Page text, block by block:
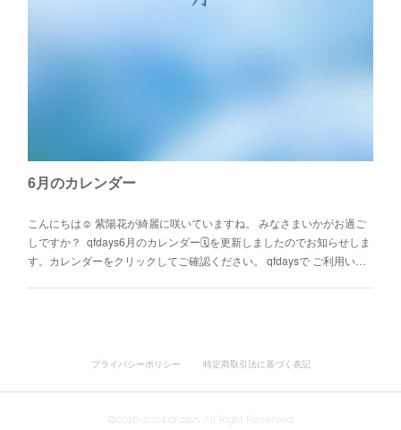
6月のカレンダー
こんにちは☺️ 紫陽花が綺麗に咲いていますね。 みなさまいかがお過ご
しですか？ qfdays6月のカレンダー🗓を更新しましたのでお知らせしま
す。カレンダーをクリックしてご確認ください。 qfdaysで ご利用い…
プライバシーポリシー 特定商取引法に基づく表記
©2016-2024 qfdays All Right Reserved.